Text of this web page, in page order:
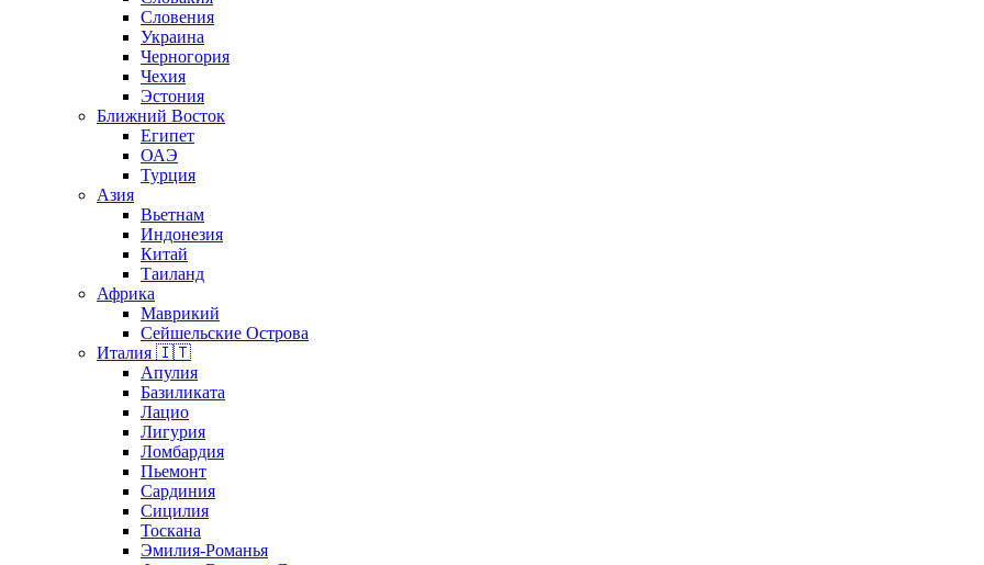
Словения
Украина
Черногория
Чехия
Эстония
Ближний Восток
Египет
ОАЭ
Турция
Азия
Вьетнам
Индонезия
Китай
Таиланд
Африка
Маврикий
Сейшельские Острова
Италия 🇮🇹
Апулия
Базиликата
Лацио
Лигурия
Ломбардия
Пьемонт
Сардиния
Сицилия
Тоскана
Эмилия-Романья